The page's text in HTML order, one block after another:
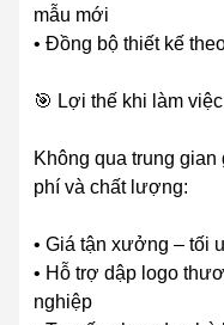
mẫu mới
• Đồng bộ thiết kế
🎯 Lợi thế khi làm
Không qua trung
phí và chất lượng:
• Giá tận xưởng – tối
• Hỗ trợ dập logo
nghiệp